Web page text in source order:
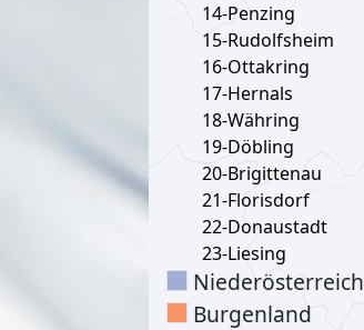
14-Penzing
15-Rudolfsheim
16-Ottakring
17-Hernals
18-Währing
19-Döbling
20-Brigittenau
21-Florisdorf
22-Donaustadt
23-Liesing
Niederösterreich
Burgenland